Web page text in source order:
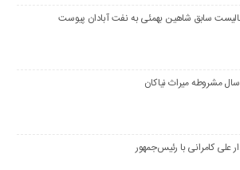
سابق شاهین بهمئی به نفت آبادان پیوست
علی کامرانی با رئیس‌جمهور